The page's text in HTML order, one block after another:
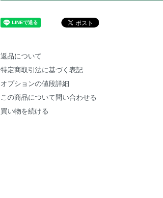
返品について
特定商取引法に基づく表記
オプションの値段詳細
この商品について問い合わせる
買い物を続ける